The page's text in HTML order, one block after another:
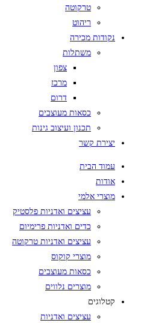
טרקוטה
ריהוט
נקודות מכירה
משתלות
צפון
מרכז
דרום
כסאות מעוצבים
תכנון ועיצוב גינות
יצירת קשר
עמוד הבית
אודות
מוצרי אלמי
עציצים ואדניות פלסטיק
כדים ואדניות פרימיום
עציצים ואדניות טרקוטה
מוצרי קוקוס
כסאות מעוצבים
מוצרים נלווים
קטלוגים
עציצים ואדניות